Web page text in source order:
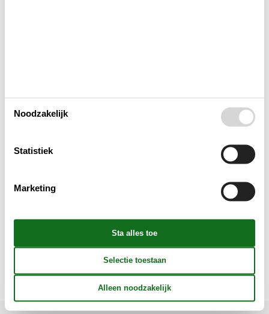
In de buurt
Keuken
Opmerking
Verschillend
Noodzakelijk
Statistiek
Marketing